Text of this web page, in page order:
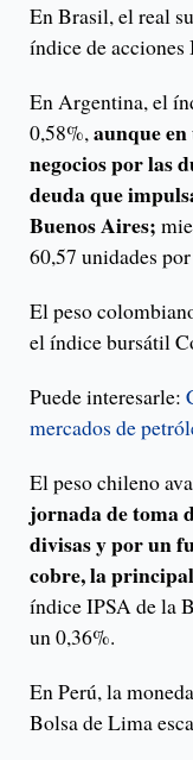
En Brasil, el real
índice de acciones
En Argentina, el
0,58%,aunque
negocios por las
deuda que
Buenos Aires;
60,57 unidades
El peso
el índice bursátil
Puede interesarle:
mercados de
El peso chileno
jornada de toma
divisas y por un
cobre, la
índice IPSA de la
un 0,36%.
En Perú, la
Bolsa de Lima